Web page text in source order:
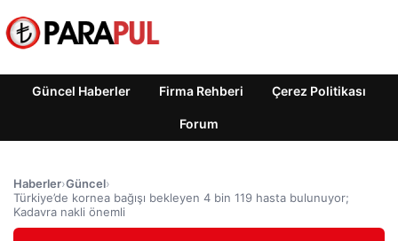
Güncel Haberler Firma Rehberi Çerez Politikası
Forum
Haberler›Güncel›
Türkiye’de kornea bağışı bekleyen 4 bin 119 hasta bulunuyor;
Kadavra nakli önemli